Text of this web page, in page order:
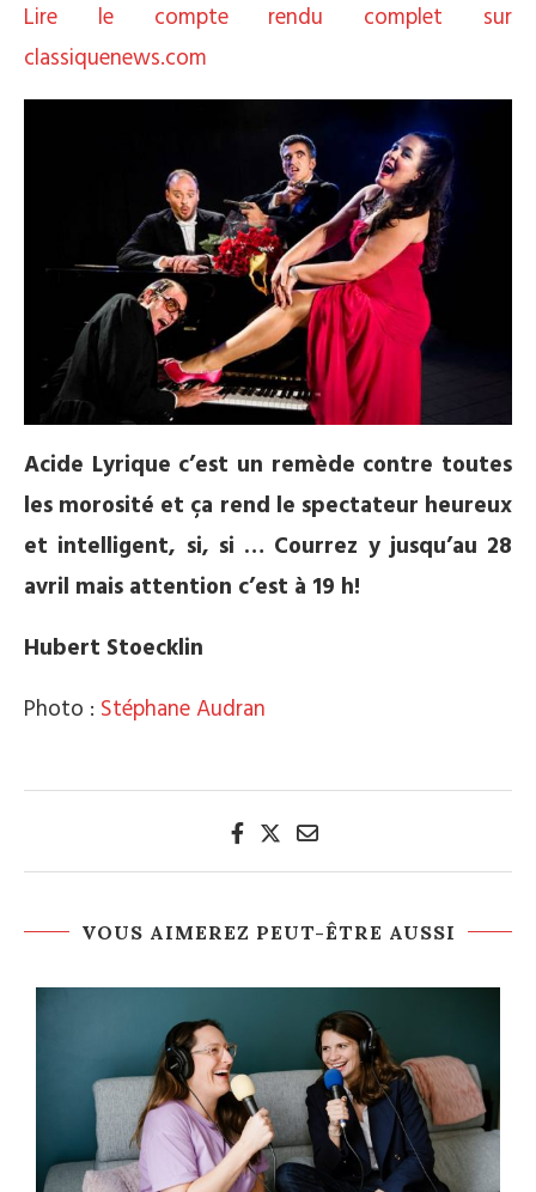
Lire le compte rendu complet sur
classiquenews.com
Acide Lyrique c’est un remède contre toutes
les morosité et ça rend le spectateur heureux
et intelligent, si, si … Courrez y jusqu’au 28
avril mais attention c’est à 19 h!
Hubert Stoecklin
Photo : Stéphane Audran
VOUS AIMEREZ PEUT-ÊTRE AUSSI